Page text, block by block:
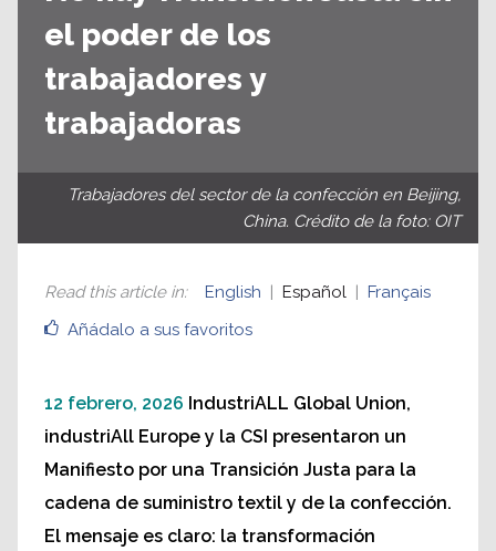
el poder de los
trabajadores y
trabajadoras
Trabajadores del sector de la confección en Beijing,
China. Crédito de la foto: OIT
Añádalo a sus favoritos
Read this article in: English Español Français
12 febrero, 2026 IndustriALL Global Union,
industriAll Europe y la CSI presentaron un
Manifiesto por una Transición Justa para la
cadena de suministro textil y de la confección.
El mensaje es claro: la transformación